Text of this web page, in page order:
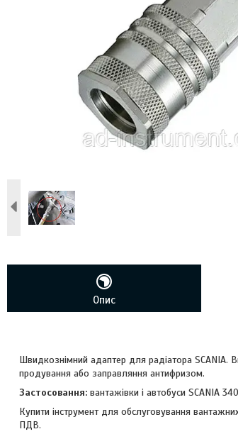
Опис
Швидкознімний адаптер для радіатора SCANIA.
продування або заправляння антифризом.
Застосовання: вантажівки і автобуси SCANIA
Купити інструмент для обслуговування
ПДВ.